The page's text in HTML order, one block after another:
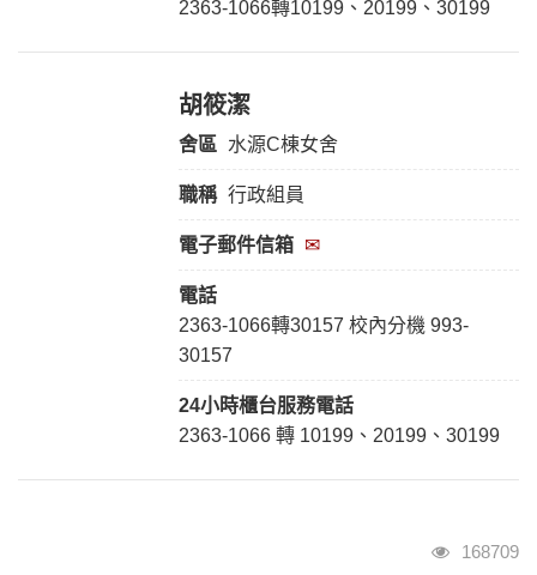
2363-1066轉10199、20199、30199
胡筱潔
舍區 水源C棟女舍
職稱 行政組員
電子郵件信箱 ✉
電話
2363-1066轉30157 校內分機 993-
30157
24小時櫃台服務電話
2363-1066 轉 10199、20199、30199
瀏覽人次
168709